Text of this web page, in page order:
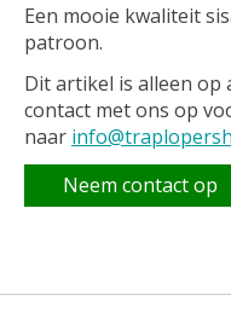
Een mooie kwaliteit
patroon.
Dit artikel is alleen op
contact met ons op
naar
Neem contact op